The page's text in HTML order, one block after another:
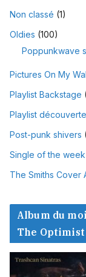
Non classé (1)
Oldies (100)
Poppunkwave
Pictures On My
Playlist Backstage
Playlist
Post-punk shivers
Single of the week
The Smiths Cover
Album du
The Optimist